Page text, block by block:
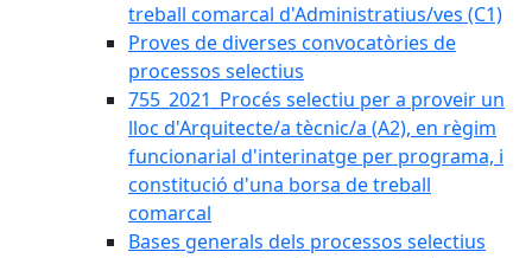
treball comarcal d'Administratius/ves (C1)
Proves de diverses convocatòries de
processos selectius
755_2021_Procés selectiu per a proveir un
lloc d'Arquitecte/a tècnic/a (A2), en règim
funcionarial d'interinatge per programa, i
constitució d'una borsa de treball
comarcal
Bases generals dels processos selectius